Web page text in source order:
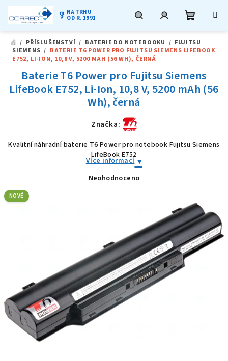
obsah
military_tech NA TRHU
OD R. 1991
DOMŮ
/ PŘÍSLUŠENSTVÍ / BATERIE DO NOTEBOOKU / FUJITSU
SIEMENS / BATERIE T6 POWER PRO FUJITSU SIEMENS LIFEBOOK
E752, LI-ION, 10,8 V, 5200 MAH (56 WH), ČERNÁ
Baterie T6 Power pro Fujitsu Siemens
LifeBook E752, Li-Ion, 10,8 V, 5200 mAh (56
Wh), černá
Značka:
Kvalitní náhradní baterie T6 Power pro notebook Fujitsu Siemens
LifeBook E752
Více informací
Průměrné
Neohodnoceno
NOVÉ